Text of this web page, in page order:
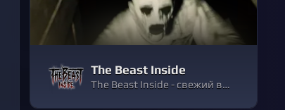
The Beast Inside
The Beast Inside - свежий взгляд на триллер и survival horror. Погрузитесь в историю, полную тайн прошлого, личных трагедий и безумия. Играйте за двух героев с одним мрачным наследием. Сражайтесь, решайте головоломки и испытайте ужас в полноценном 3D.